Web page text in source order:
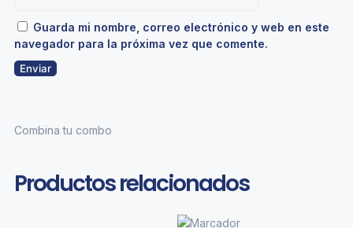
Guarda mi nombre, correo electrónico y web en este
navegador para la próxima vez que comente.
Combina tu combo
Productos relacionados